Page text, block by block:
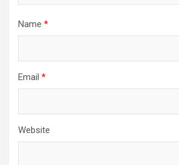
Name *
Email *
Website